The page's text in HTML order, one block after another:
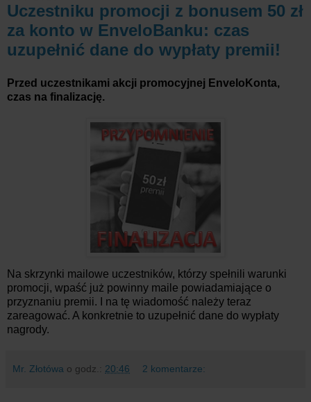
Uczestniku promocji z bonusem 50 zł
za konto w EnveloBanku: czas
uzupełnić dane do wypłaty premii!
Przed uczestnikami akcji promocyjnej EnveloKonta,
czas na finalizację.
Na skrzynki mailowe uczestników, którzy spełnili warunki
promocji, wpaść już powinny maile powiadamiające o
przyznaniu premii. I na tę wiadomość należy teraz
zareagować. A konkretnie to uzupełnić dane do wypłaty
nagrody.
Mr. Złotówa o godz.: 20:46 2 komentarze: